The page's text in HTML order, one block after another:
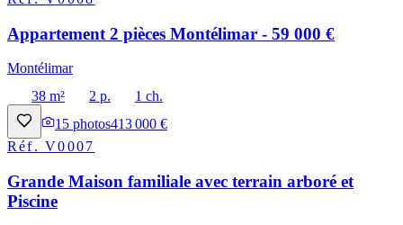
Appartement 2 pièces Montélimar - 59 000 €
Montélimar
38 m²
2 p.
1 ch.
15 photos413 000 €
Réf.V0007
Grande Maison familiale avec terrain arboré et
Piscine